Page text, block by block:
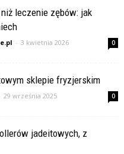
leczenie zębów: jak
- 3 kwietnia 2026 0
sklepie fryzjerskim
29 września 2025 0
jadeitowych, z